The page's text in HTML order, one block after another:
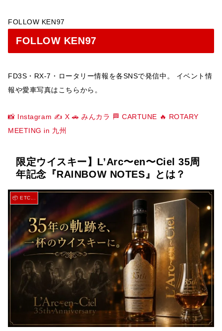
FOLLOW KEN97
FOLLOW KEN97
FD3S・RX-7・ロータリー情報を各SNSで発信中。 イベント情
報や愛車写真はこちらから。
📸 Instagram ✍️ X 🚗 みんカラ 🏁 CARTUNE 🔥 ROTARY
MEETING in 九州
限定ウイスキー】L’Arc〜en〜Ciel 35周
年記念『RAINBOW NOTES』とは？
📦 ETC...